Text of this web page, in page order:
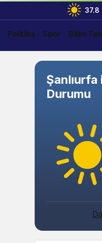
37.8
Politika Spor Bilim
Durumu
Abacı ve Abul